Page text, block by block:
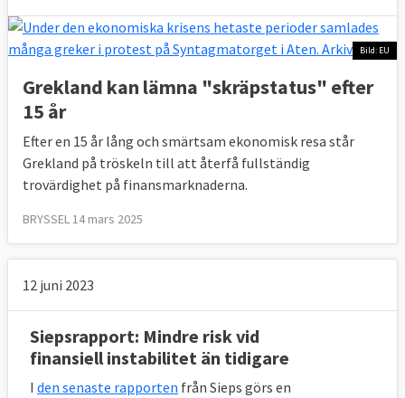
Grekland
mars 2012 130
153,8*
Spanien
juli 2012 100
41,3
Cypern
april 2013 10
6,7
Grekland
aug 2015 86
61,9
Totalt
646,5
* Inom det andra låneprogrammet fick
återstod i det första lånet. Därför överstiger
lånet.
Källa:EU-kommissionen
Bild: EU
Grekland kan lämna "skräpstatus" efter
15 år
Efter en 15 år lång och smärtsam ekonomisk resa står
Grekland på tröskeln till att återfå fullständig
trovärdighet på finansmarknaderna.
BRYSSEL 14 mars 2025
12 juni 2023
Siepsrapport: Mindre risk vid
finansiell instabilitet än tidigare
I den senaste rapporten från Sieps görs en